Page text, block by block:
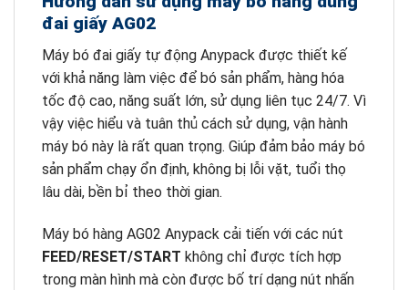
đai giấy AG02
Máy bó đai giấy tự động Anypack được thiết kế
với khả năng làm việc để bó sản phẩm, hàng hóa
tốc độ cao, năng suất lớn, sử dụng liên tục 24/7. Vì
vậy việc hiểu và tuân thủ cách sử dụng, vận hành
máy bó này là rất quan trọng. Giúp đảm bảo máy bó
sản phẩm chạy ổn định, không bị lỗi vặt, tuổi thọ
lâu dài, bền bỉ theo thời gian.
Máy bó hàng AG02 Anypack cải tiến với các nút
FEED/RESET/START không chỉ được tích hợp
trong màn hình mà còn được bố trí dạng nút nhấn